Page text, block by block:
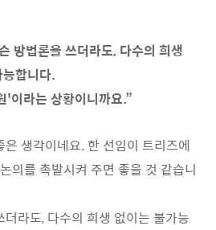
방법론을 쓰더라도, 다수의 희생
합니다.
'이라는 상황이니까요.”
생각이네요. 한 선임이 트리즈에
의를 촉발시켜 주면 좋을 것 같습니
라도, 다수의 희생 없이는 불가능